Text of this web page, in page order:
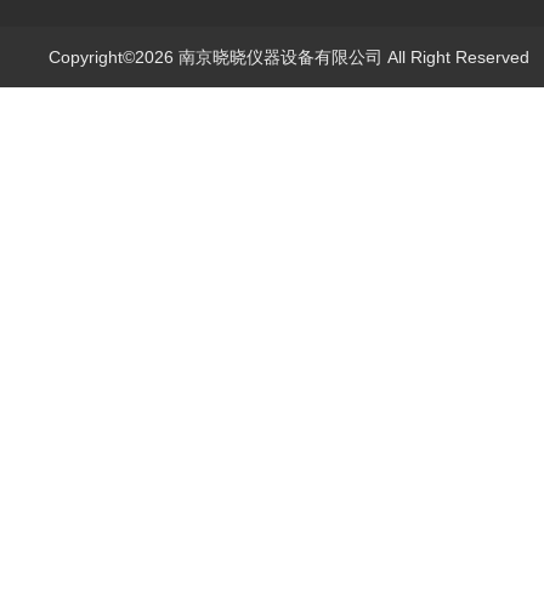
Copyright©2026 南京晓晓仪器设备有限公司 All Right